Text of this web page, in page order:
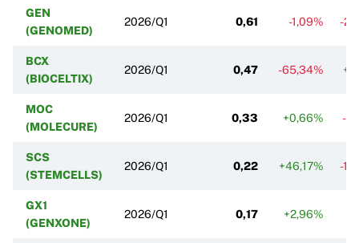
GEN
(GENOMED)
2026/Q1 0,61 -1,09% -
BCX
(BIOCELTIX)
2026/Q1 0,47 -65,34%
MOC
(MOLECURE)
2026/Q1 0,33 +0,66% -
SCS
(STEMCELLS)
2026/Q1 0,22 +46,17% -
GX1
(GENXONE)
2026/Q1 0,17 +2,96%